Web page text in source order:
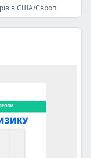
в США/Європі